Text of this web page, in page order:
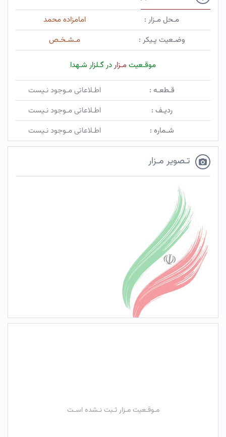
مـحل مـزار :
امامزاده محمد
وضـعیت پـیکر :
مـشـخـص
موقـعیتمـزاردر گـلزار شـهدا
قـطعـه :
اطـلاعاتی مـوجود نـیست
ردیـف :
اطـلاعاتی مـوجود نـیست
شـماره :
اطـلاعاتی مـوجود نـیست
تـصویر مـزار
مـوقـعیت مـزار ثـبت نـشده اسـت